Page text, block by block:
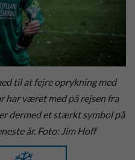
til at fejre oprykning med
har været med på rejsen fra
dermed et stærkt symbol på
år. Foto: Jim Hoff